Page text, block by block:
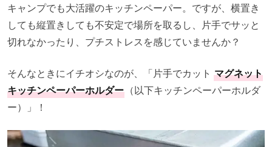
キャンプでも大活躍のキッチンペーパー。ですが、横置き
しても縦置きしても不安定で場所を取るし、片手でサッと
切れなかったり、プチストレスを感じていませんか？
そんなときにイチオシなのが、「片手でカット マグネット
キッチンペーパーホルダー （以下キッチンペーパーホルダ
ー）」！